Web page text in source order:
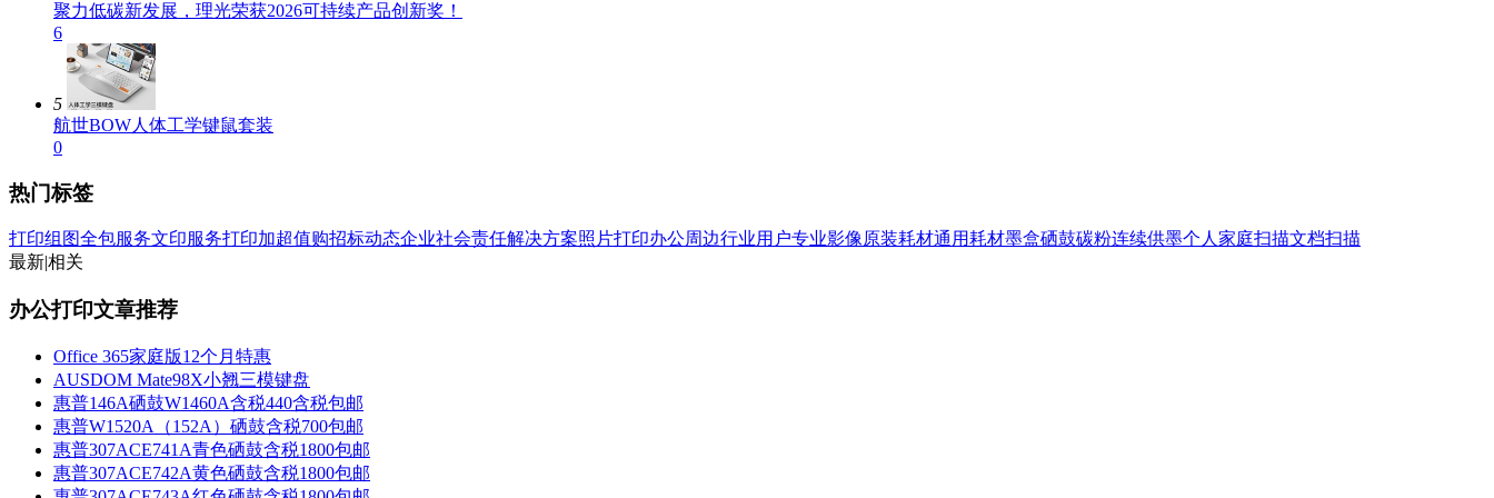
聚力低碳新发展，理光荣获2026可持续产品创新奖！
6
5
航世BOW人体工学键鼠套装
0
热门标签
打印组图全包服务文印服务打印加超值购招标动态企业社会责任解决方案照片打印办公周边行业用户专业影像原装耗材通用耗材墨盒硒鼓碳粉连续供墨个人家庭扫描文档扫描
最新相关
办公打印文章推荐
Office 365家庭版12个月特惠
AUSDOM Mate98X小翘三模键盘
惠普146A硒鼓W1460A含税440含税包邮
惠普W1520A（152A）硒鼓含税700包邮
惠普307ACE741A青色硒鼓含税1800包邮
惠普307ACE742A黄色硒鼓含税1800包邮